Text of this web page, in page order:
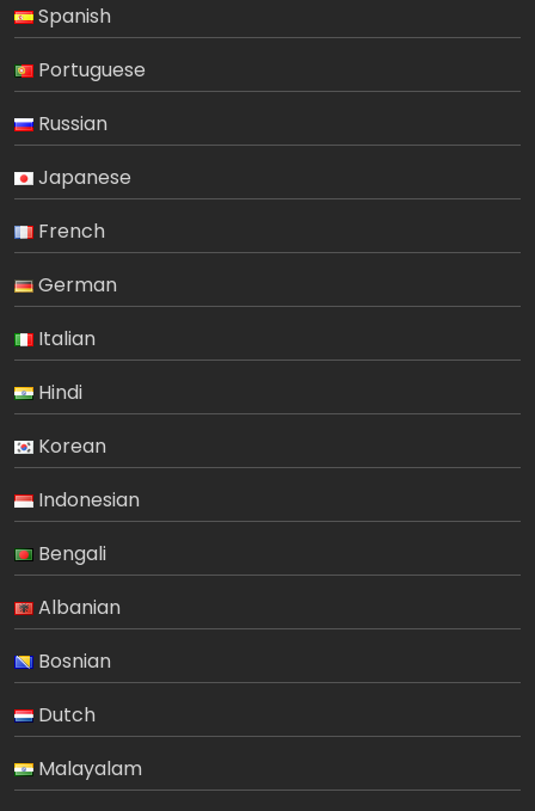
Spanish
Portuguese
Russian
Japanese
French
German
Italian
Hindi
Korean
Indonesian
Bengali
Albanian
Bosnian
Dutch
Malayalam